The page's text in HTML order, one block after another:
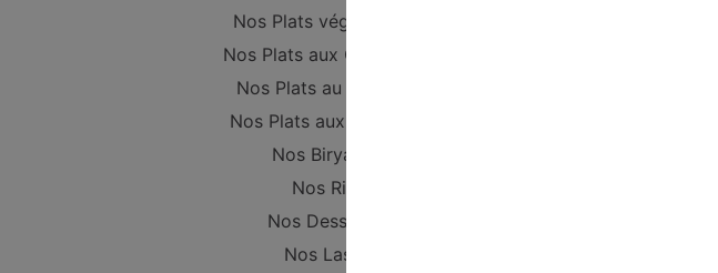
Nos Plats végétariens
Nos Plats aux Crevettes
Nos Plats au Poisson
Nos Plats aux Gambas
Nos Biryanis
Nos Riz
Nos Desserts
Nos Lassi